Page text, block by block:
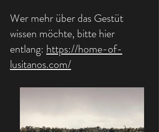
Wer mehr über das Gestüt
wissen möchte, bitte hier
entlang: https://home-of-
lusitanos.com/